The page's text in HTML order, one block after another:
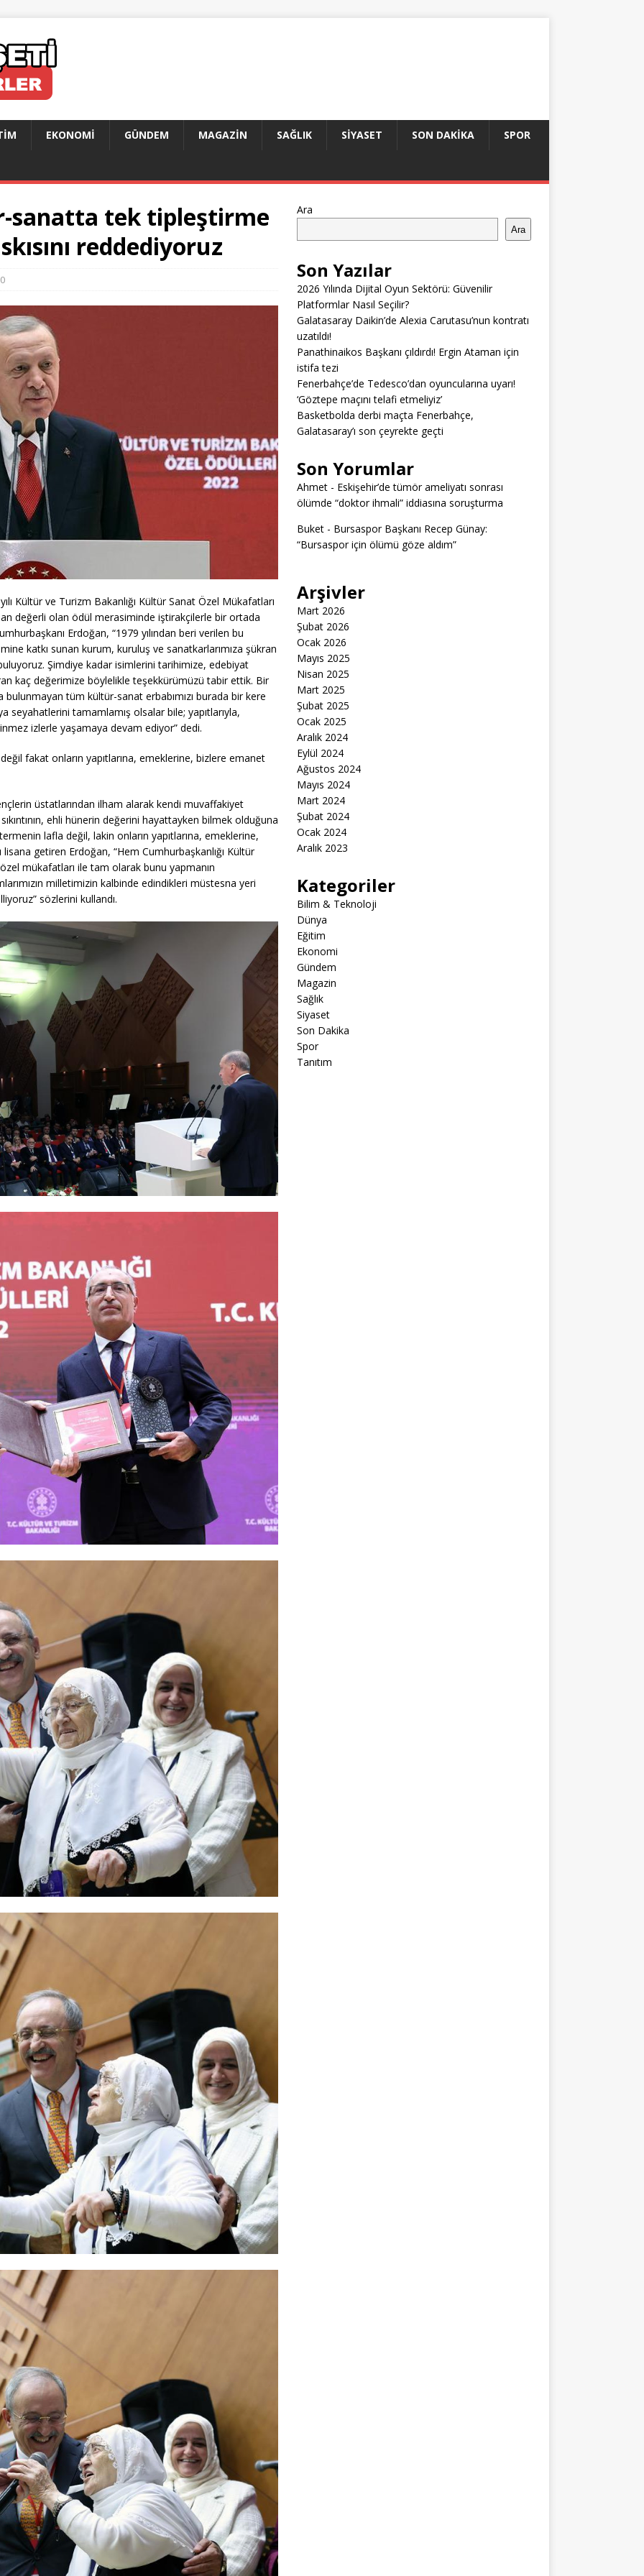
EKONOMI GÜNDEM MAGAZIN SAĞLIK SIYASET SON DAKIKA SPOR
sanatta tek tipleştirme
reddediyoruz
0
Kültür ve Turizm Bakanlığı Kültür Sanat Özel Mükafatları
değerli olan ödül merasiminde iştirakçilerle bir ortada
Erdoğan, “1979 yılından beri verilen bu
katkı sunan kurum, kuruluş ve sanatkarlarımıza şükran
Şimdiye kadar isimlerini tarihimize, edebiyat
kaç değerimize böylelikle teşekkürümüzü tabir ettik. Bir
bulunmayan tüm kültür-sanat erbabımızı burada bir kere
tamamlamış olsalar bile; yapıtlarıyla,
izlerle yaşamaya devam ediyor” dedi.
fakat onların yapıtlarına, emeklerine, bizlere emanet
üstatlarından ilham alarak kendi muvaffakiyet
sıkıntının, ehli hünerin değerini hayattayken bilmek olduğuna
lafla değil, lakin onların yapıtlarına, emeklerine,
getiren Erdoğan, “Hem Cumhurbaşkanlığı Kültür
mükafatları ile tam olarak bunu yapmanın
milletimizin kalbinde edindikleri müstesna yeri
sözlerini kullandı.
Ara
Ara
Son Yazılar
2026 Yılında Dijital Oyun Sektörü: Güvenilir
Platformlar Nasıl Seçilir?
Galatasaray Daikin’de Alexia Carutasu’nun kontratı
uzatıldı!
Panathinaikos Başkanı çıldırdı! Ergin Ataman için
istifa tezi
Fenerbahçe’de Tedesco’dan oyuncularına uyarı!
‘Göztepe maçını telafi etmeliyiz’
Basketbolda derbi maçta Fenerbahçe,
Galatasaray’ı son çeyrekte geçti
Son Yorumlar
Ahmet- Eskişehir’de tümör ameliyatı sonrası
ölümde “doktor ihmali” iddiasına soruşturma
Buket- Bursaspor Başkanı Recep Günay:
“Bursaspor için ölümü göze aldım”
Arşivler
Mart 2026
Şubat 2026
Ocak 2026
Mayıs 2025
Nisan 2025
Mart 2025
Şubat 2025
Ocak 2025
Aralık 2024
Eylül 2024
Ağustos 2024
Mayıs 2024
Mart 2024
Şubat 2024
Ocak 2024
Aralık 2023
Kategoriler
Bilim & Teknoloji
Dünya
Eğitim
Ekonomi
Gündem
Magazin
Sağlık
Siyaset
Son Dakika
Spor
Tanıtım